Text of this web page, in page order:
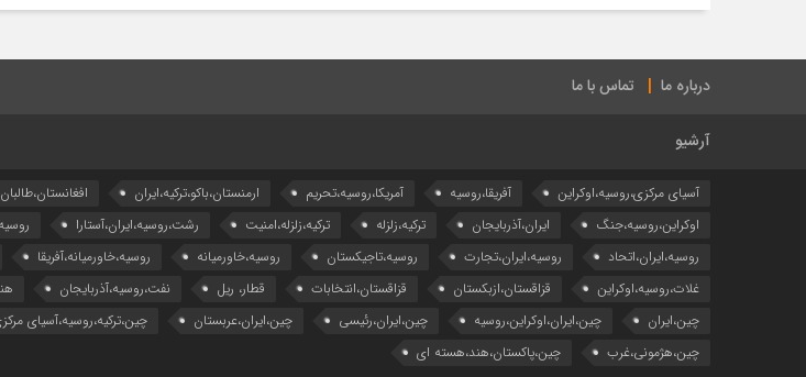
درباره ما تماس با ما
آرشیو
آسیای مرکزی،روسیه،اوکراین آفریقا،روسیه آمریکا،روسیه،تحریم ارمنستان،باکو،ترکیه،ایران
اوکراین،روسیه،جنگ
ایران،آذربایجان ترکیه،زلزله ترکیه،زلزله،امنیت رشت،روسیه،ایران،آستارا
روسیه،ایران،اتحاد
روسیه،ایران،تجارت روسیه،تاجیکستان روسیه،خاورمیانه روسیه،خاورمیانه،آفریقا
غلات،روسیه،اوکراین
قزاقستان،ازبکستان قزاقستان،انتخابات قطار، ریل نفت،روسیه،آذربایجان
چین،ایران
چین،ایران،اوکراین،روسیه چین،ایران،رئیسی چین،ایران،عربستان چین،ترکیه،روسیه،آسیای
چین،هژمونی،غرب
چین،پاکستان،هند،هسته ای